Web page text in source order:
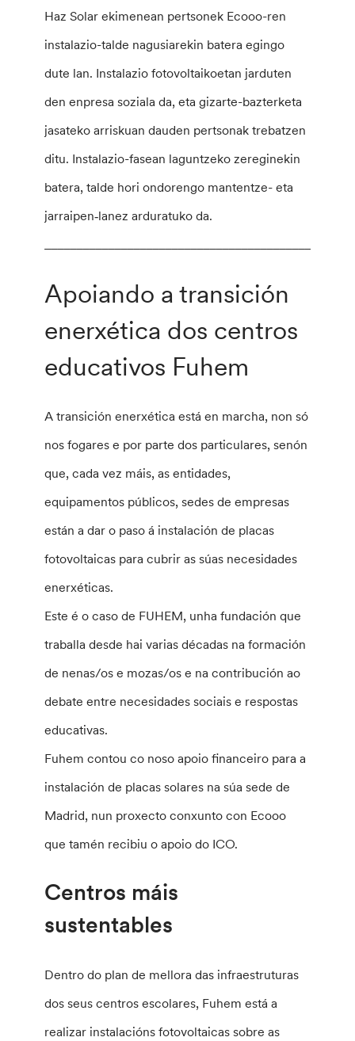
Haz Solar ekimenean pertsonek Ecooo-ren
instalazio-talde nagusiarekin batera egingo
dute lan. Instalazio fotovoltaikoetan jarduten
den enpresa soziala da, eta gizarte-bazterketa
jasateko arriskuan dauden pertsonak trebatzen
ditu. Instalazio-fasean laguntzeko zereginekin
batera, talde hori ondorengo mantentze- eta
jarraipen‑lanez arduratuko da.
Apoiando a transición
enerxética dos centros
educativos Fuhem
A transición enerxética está en marcha, non só
nos fogares e por parte dos particulares, senón
que, cada vez máis, as entidades,
equipamentos públicos, sedes de empresas
están a dar o paso á instalación de placas
fotovoltaicas para cubrir as súas necesidades
enerxéticas.
Este é o caso de FUHEM, unha fundación que
traballa desde hai varias décadas na formación
de nenas/os e mozas/os e na contribución ao
debate entre necesidades sociais e respostas
educativas.
Fuhem contou co noso apoio financeiro para a
instalación de placas solares na súa sede de
Madrid, nun proxecto conxunto con Ecooo
que tamén recibiu o apoio do ICO.
Centros máis
sustentables
Dentro do plan de mellora das infraestruturas
dos seus centros escolares, Fuhem está a
realizar instalacións fotovoltaicas sobre as